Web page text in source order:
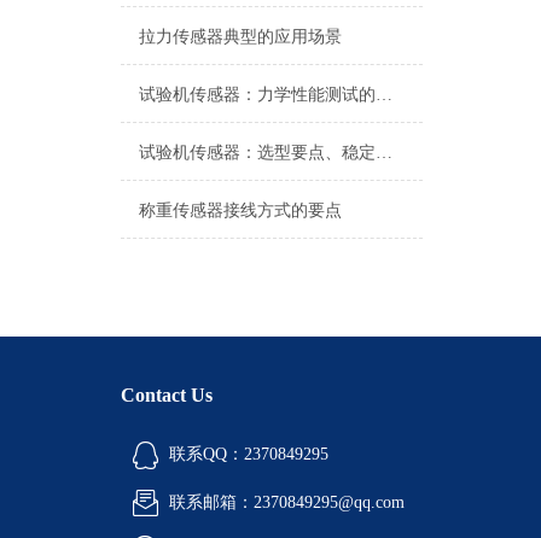
拉力传感器典型的应用场景
试验机传感器：力学性能测试的核心组件解析
试验机传感器：选型要点、稳定性及分类详解
称重传感器接线方式的要点
Contact Us
联系QQ：2370849295
联系邮箱：2370849295@qq.com